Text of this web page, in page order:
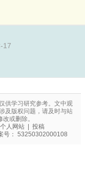
17
供学习研究参考。文中观
及版权问题，请及时与站
或删除。
个人网站
投稿
号： 53250302000108